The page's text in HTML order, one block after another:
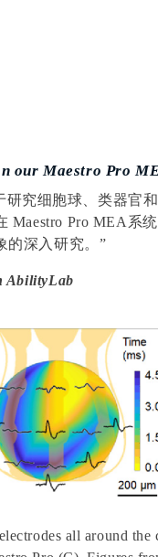
our Maestro Pro
研究细胞球 、类器官
Maestro Pro MEA系
深入研究。 ”
AbilityLab
all around